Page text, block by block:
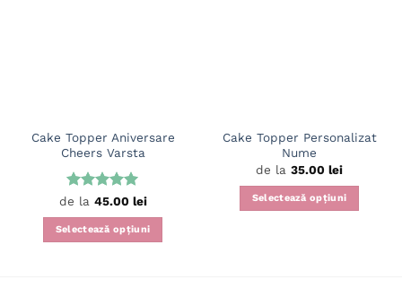
Cake Topper Aniversare
Cheers Varsta
Evaluat la
5din 5
de la 45.00 lei
Selectează opțiuni
Cake Topper Personalizat
Nume
de la 35.00 lei
Selectează opțiuni